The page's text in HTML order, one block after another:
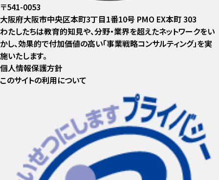
〒541-0053
大阪府大阪市中央区本町3丁目1番10号 PMO EX本町 303
わたしたちは教育的知見や、分野・業界を超えたネットワークをい
かし、効果的で付加価値の高い「事業戦略コンサルティング」を実
施いたします。
個人情報保護方針
このサイトの利用について